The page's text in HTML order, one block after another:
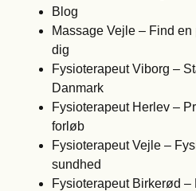
Blog
Massage Vejle – Find
dig
Fysioterapeut Viborg –
Danmark
Fysioterapeut Herlev –
forløb
Fysioterapeut Vejle –
sundhed
Fysioterapeut Birkerød